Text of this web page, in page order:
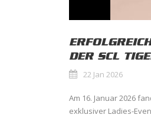
DER SCL
22 Jan 2026
Am 16. Januar 2026
exklusiver Ladies-